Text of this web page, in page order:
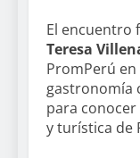
El encuentro
Teresa
PromPerú
gastronomía
para
y turística de